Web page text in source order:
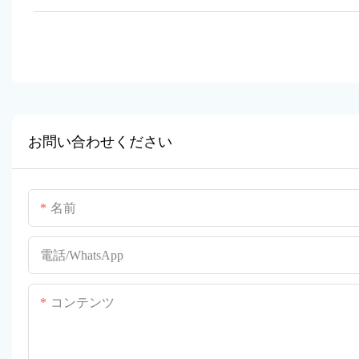
お問い合わせください
名前
電話/WhatsApp
コンテンツ